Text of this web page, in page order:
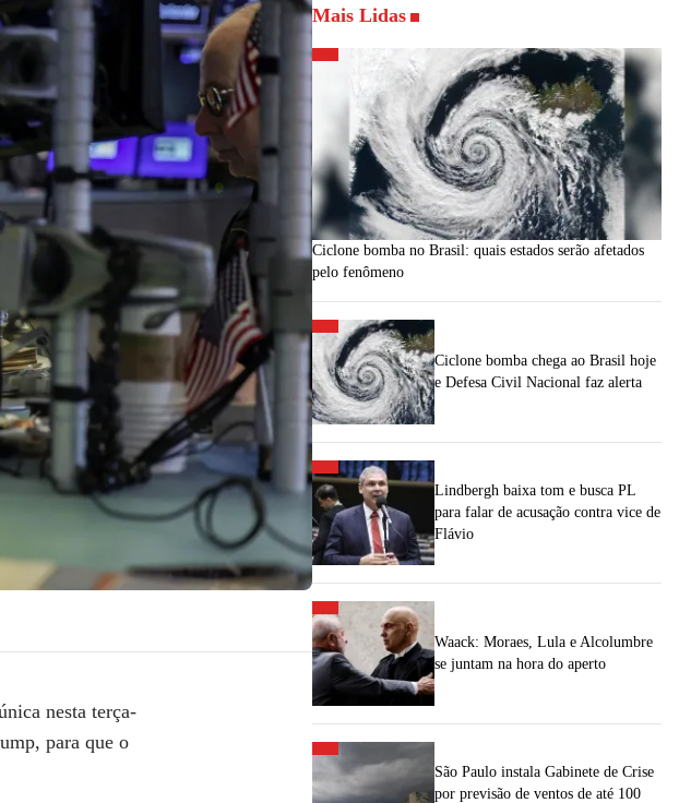
nesta terça-
para que o
Mais Lidas
Ciclone bomba no Brasil: quais estados serão afetados
pelo fenômeno
Ciclone bomba chega ao Brasil hoje
e Defesa Civil Nacional faz alerta
Lindbergh baixa tom e busca PL
para falar de acusação contra vice de
Flávio
Waack: Moraes, Lula e Alcolumbre
se juntam na hora do aperto
São Paulo instala Gabinete de Crise
por previsão de ventos de até 100